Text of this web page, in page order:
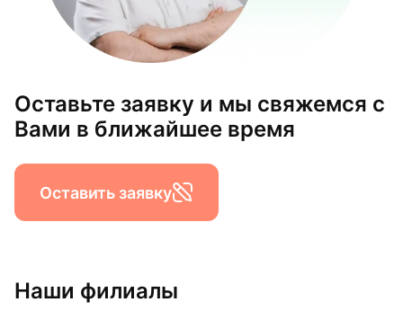
Оставьте заявку и мы свяжемся с
Вами в ближайшее время
Оставить заявку
Наши филиалы